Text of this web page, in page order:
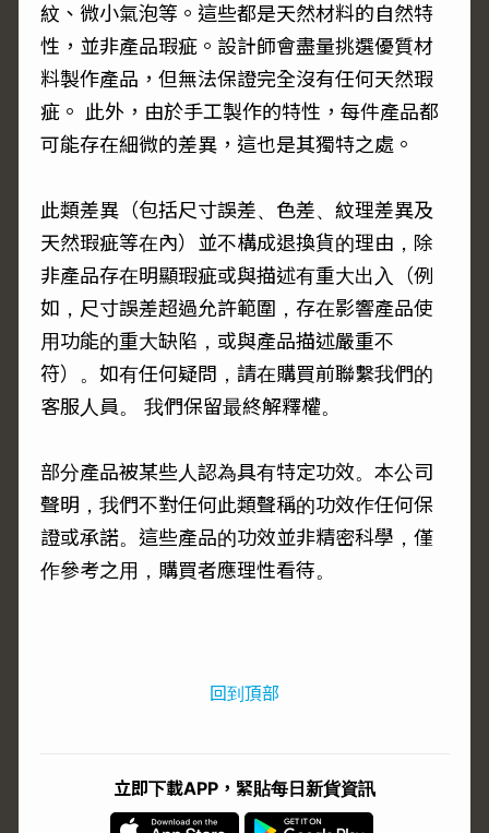
紋、微小氣泡等。這些都是天然材料的自然特
性，並非產品瑕疵。設計師會盡量挑選優質材
料製作產品，但無法保證完全沒有任何天然瑕
疵。 此外，由於手工製作的特性，每件產品都
可能存在細微的差異，這也是其獨特之處。
此類差異（包括尺寸誤差、色差、紋理差異及
天然瑕疵等在內）並不構成退換貨的理由，除
非產品存在明顯瑕疵或與描述有重大出入（例
如，尺寸誤差超過允許範圍，存在影響產品使
用功能的重大缺陷，或與產品描述嚴重不
符）。如有任何疑問，請在購買前聯繫我們的
客服人員。 我們保留最終解釋權。
部分產品被某些人認為具有特定功效。本公司
聲明，我們不對任何此類聲稱的功效作任何保
證或承諾。這些產品的功效並非精密科學，僅
作參考之用，購買者應理性看待。
回到頂部
立即下載APP，緊貼每日新貨資訊